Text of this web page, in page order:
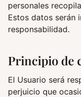
personales
Estos datos serán
responsabilidad.
Principio de
El Usuario será
perjuicio que